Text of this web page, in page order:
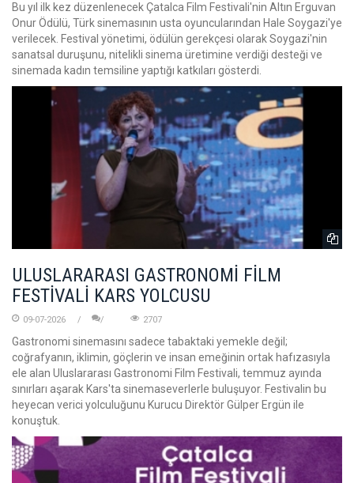
Bu yıl ilk kez düzenlenecek Çatalca Film Festivali'nin Altın Erguvan
Onur Ödülü, Türk sinemasının usta oyuncularından Hale Soygazi'ye
verilecek. Festival yönetimi, ödülün gerekçesi olarak Soygazi'nin
sanatsal duruşunu, nitelikli sinema üretimine verdiği desteği ve
sinemada kadın temsiline yaptığı katkıları gösterdi.
ULUSLARARASI GASTRONOMİ FİLM
FESTİVALİ KARS YOLCUSU
09-07-2026 2707
Gastronomi sinemasını sadece tabaktaki yemekle değil;
coğrafyanın, iklimin, göçlerin ve insan emeğinin ortak hafızasıyla
ele alan Uluslararası Gastronomi Film Festivali, temmuz ayında
sınırları aşarak Kars'ta sinemaseverlerle buluşuyor. Festivalin bu
heyecan verici yolculuğunu Kurucu Direktör Gülper Ergün ile
konuştuk.